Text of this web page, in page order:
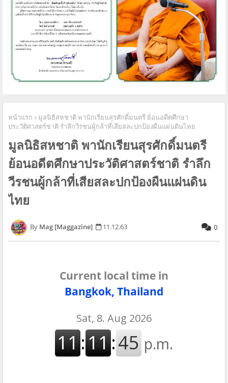
หน้าแรก
มูลนิธิสหชาติ พานักเรียนสุรศักดิ์มนตรี ย้อนอดีตศึกษา
ประวัติศาสตร์ชาติ รำลึกวีรชนผู้กล้าที่เสียสละปกป้องผืนแผ่นดินไทย
มูลนิธิสหชาติ พานักเรียนสุรศักดิ์มนตรี
ย้อนอดีตศึกษาประวัติศาสตร์ชาติ รำลึก
วีรชนผู้กล้าที่เสียสละปกป้องผืนแผ่นดิน
ไทย
Mag [Maggazine] 11.12.63 0
Current local time in
Bangkok, Thailand